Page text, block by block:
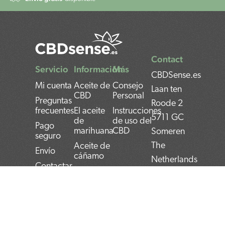
Contact
CBDSense.es
Laan ten
Roode 2
5711 GC
Someren
The
Netherlands
Servicio
Mi cuenta
Preguntas
frecuentes
Pago
seguro
Envío
Contactar
Información
Aceite de
CBD
El aceite
de
marihuana
Aceite de
cáñamo
Más
Consejo
Personal
Instrucciones
de uso del
CBD